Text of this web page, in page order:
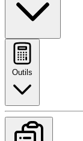
Outils